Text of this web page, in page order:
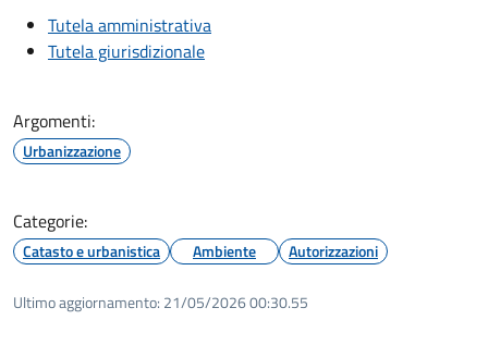
Tutela amministrativa
Tutela giurisdizionale
Argomenti:
Urbanizzazione
Categorie:
Catasto e urbanistica Ambiente Autorizzazioni
Ultimo aggiornamento: 21/05/2026 00:30.55